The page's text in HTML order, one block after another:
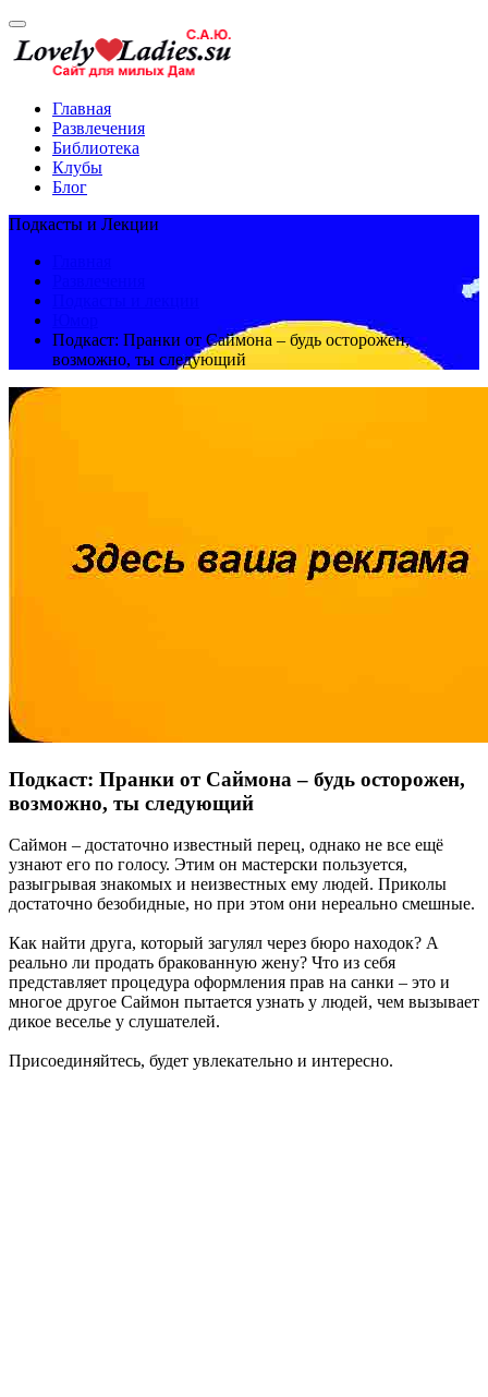
Главная
Развлечения
Библиотека
Клубы
Блог
Подкасты и Лекции
Подкаст: Пранки от Саймона – будь осторожен,
возможно, ты следующий
Подкаст: Пранки от Саймона – будь осторожен,
возможно, ты следующий
Саймон – достаточно известный перец, однако не все ещё
узнают его по голосу. Этим он мастерски пользуется,
разыгрывая знакомых и неизвестных ему людей. Приколы
достаточно безобидные, но при этом они нереально смешные.
Как найти друга, который загулял через бюро находок? А
реально ли продать бракованную жену? Что из себя
представляет процедура оформления прав на санки – это и
многое другое Саймон пытается узнать у людей, чем вызывает
дикое веселье у слушателей.
Присоединяйтесь, будет увлекательно и интересно.